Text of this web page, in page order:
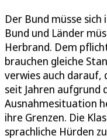
Der Bund müsse
Bund und Länder
Herbrand. Dem
brauchen gleiche
verwies auch darauf,
seit Jahren aufgrund
Ausnahmesituation
ihre Grenzen. Die
sprachliche Hürden